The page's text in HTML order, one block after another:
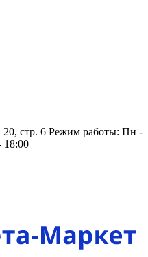
20, стр. 6 Режим работы: Пн -
18:00